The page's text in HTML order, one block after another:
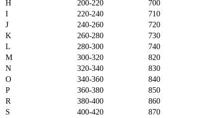
H 200-220
700
I
220-240
710
J
240-260
720
K
260-280
730
L
280-300
740
M
300-320
820
N
320-340
830
O
340-360
840
P
360-380
850
R
380-400
860
S
400-420
870